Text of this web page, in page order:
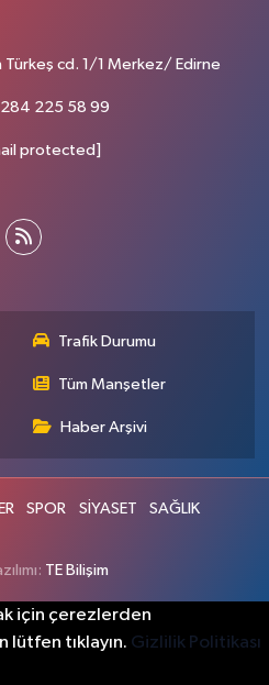
Türkeş cd. 1/1 Merkez/ Edirne
225 58 99
protected]
Trafik Durumu
Tüm Manşetler
Haber Arşivi
SPOR SİYASET SAĞLIK
TE Bilişim
için çerezlerden
lütfen tıklayın. Gizlilik Politikası